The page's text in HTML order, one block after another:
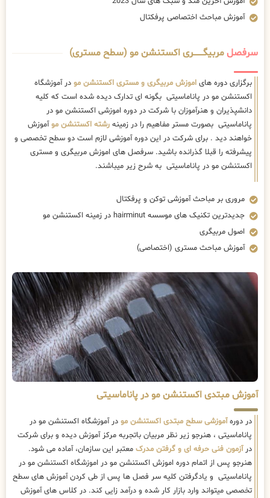
آموزش مباحث اختصاصی پرفکتال
سرفصلمربیگــــــــری اکستنشن مو (سطح مستری)
برگزاری دوره های اموزش مربیگری و مستری اکستنشن مو در آموزشگاه
اکستنشن مو در پاناماسیتی بگونه ای تدارک دیده شده است که کلیه
دانشپذیران و هنرآموزان با شرکت در دوره اموزشی اکستنشن مو در
پاناماسیتی بصورت مستر مفاهیم را در زمینه رشته اکستنشن موآموزش
خواهند دید . برای شرکت در این دوره آموزشی لازم است دو سطح تخصصی و
پیشرفته را قبلا گذرانده باشید. سرفصل های اموزش مربیگری و مستری
اکستنشن مو در پاناماسیتی به شرح زیر میباشند.
مروری بر مباحث آموزشی توکن و پرفکتال
جدیدترین تکنیک های موسسه hairminut در زمینه اکستنشن مو
اصول مربیگری
آموزش مباحث مستری (اختصاصی)
آموزش مبتدی اکستنشن مو در پاناماسیتی
در دورهآموزشی سطح مبتدی اکستنشن مو در آموزشگاه اکستنشن مو در
پاناماسیتی ، هنرجو زیر نظر مربیان باتجربه مرکز آموزش دیده و برای شرکت
درآزمون فنی حرفه ای و گرفتن مدرک معتبر این سازمان، آماده می شود.
هنرجو پس از اتمام دوره اموزش اکستنشن مو در اموزشگاه اکستنشن مو در
پاناماسیتی و یادگرفتن کلیه سر فصل ها پس از طی کردن آموزش های سطح
تخصصی میتواند وارد بازار کار شده و درآمد زایی کند. در کلاس های آموزش